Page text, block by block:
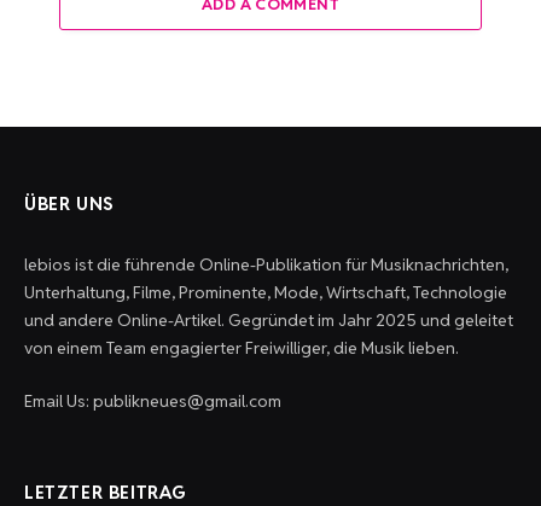
ADD A COMMENT
ÜBER UNS
lebios ist die führende Online-Publikation für Musiknachrichten,
Unterhaltung, Filme, Prominente, Mode, Wirtschaft, Technologie
und andere Online-Artikel. Gegründet im Jahr 2025 und geleitet
von einem Team engagierter Freiwilliger, die Musik lieben.
Email Us: publikneues@gmail.com
LETZTER BEITRAG